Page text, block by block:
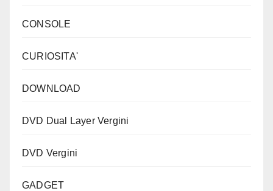
CONSOLE
CURIOSITA'
DOWNLOAD
DVD Dual Layer Vergini
DVD Vergini
GADGET